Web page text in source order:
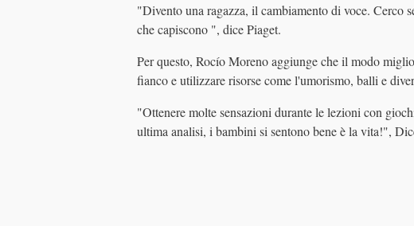
"Divento una ragazza, il cambiamento di voce. Cerco
che capiscono ", dice Piaget.
Per questo, Rocío Moreno aggiunge che il modo
fianco e utilizzare risorse come l'umorismo, balli e
"Ottenere molte sensazioni durante le lezioni con
ultima analisi, i bambini si sentono bene è la vita!",